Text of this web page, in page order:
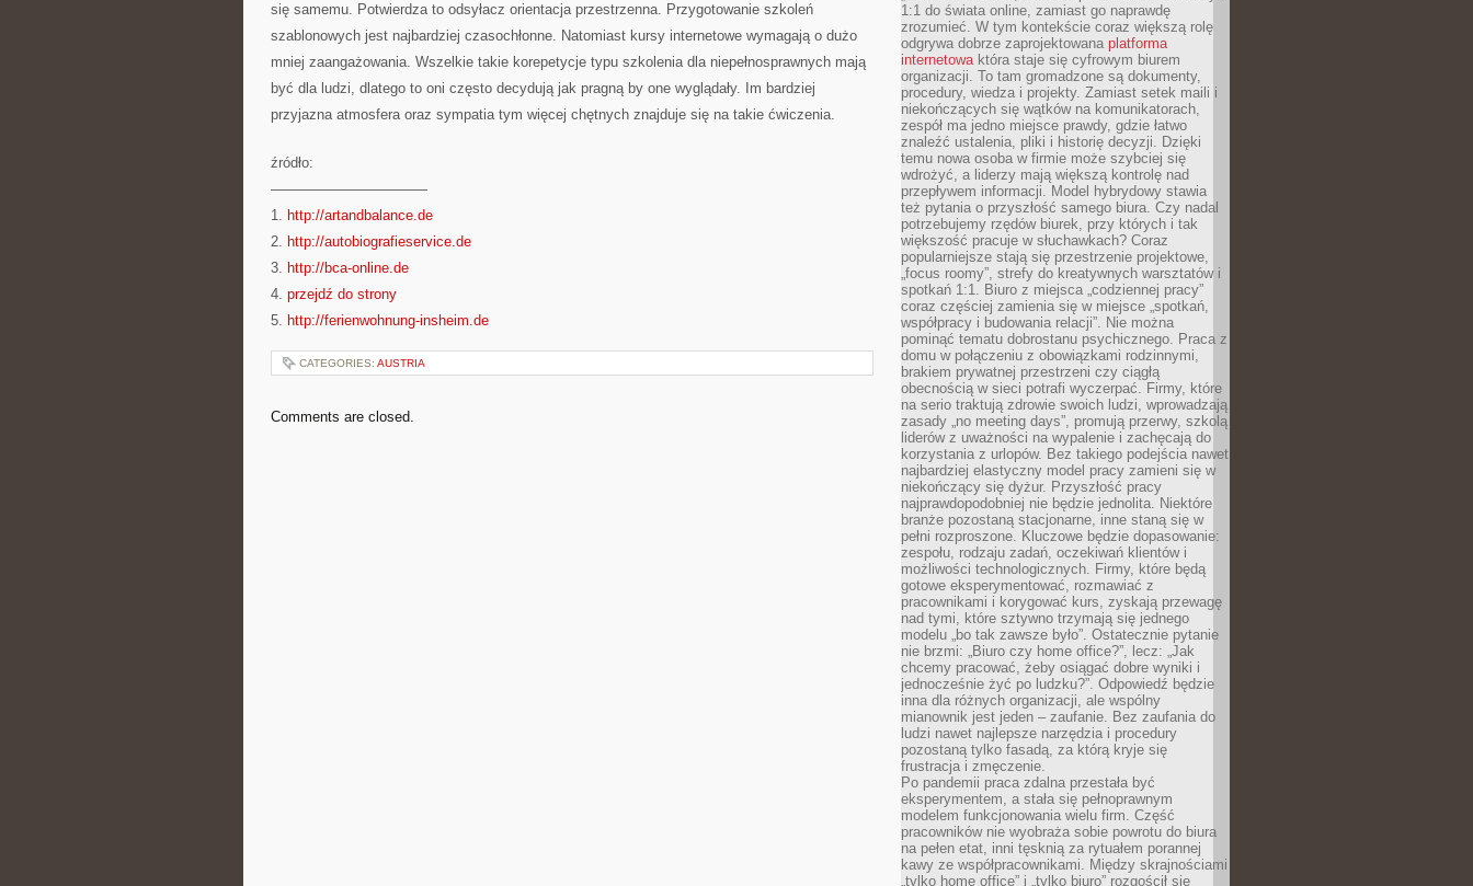
się samemu. Potwierdza to odsyłacz orientacja przestrzenna. Przygotowanie szkoleń
szablonowych jest najbardziej czasochłonne. Natomiast kursy internetowe wymagają o dużo
mniej zaangażowania. Wszelkie takie korepetycje typu szkolenia dla niepełnosprawnych mają
być dla ludzi, dlatego to oni często decydują jak pragną by one wyglądały. Im bardziej
przyjazna atmosfera oraz sympatia tym więcej chętnych znajduje się na takie ćwiczenia.
źródło:
———————————
1. http://artandbalance.de
2. http://autobiografieservice.de
3. http://bca-online.de
4. przejdź do strony
5. http://ferienwohnung-insheim.de
CATEGORIES: AUSTRIA
Comments are closed.
1:1 do świata online, zamiast go naprawdę
zrozumieć. W tym kontekście coraz większą rolę
odgrywa dobrze zaprojektowana platforma
internetowaktóra staje się cyfrowym biurem
organizacji. To tam gromadzone są dokumenty,
procedury, wiedza i projekty. Zamiast setek maili i
niekończących się wątków na komunikatorach,
zespół ma jedno miejsce prawdy, gdzie łatwo
znaleźć ustalenia, pliki i historię decyzji. Dzięki
temu nowa osoba w firmie może szybciej się
wdrożyć, a liderzy mają większą kontrolę nad
przepływem informacji. Model hybrydowy stawia
też pytania o przyszłość samego biura. Czy nadal
potrzebujemy rzędów biurek, przy których i tak
większość pracuje w słuchawkach? Coraz
popularniejsze stają się przestrzenie projektowe,
„focus roomy”, strefy do kreatywnych warsztatów i
spotkań 1:1. Biuro z miejsca „codziennej pracy”
coraz częściej zamienia się w miejsce „spotkań,
współpracy i budowania relacji”. Nie można
pominąć tematu dobrostanu psychicznego. Praca z
domu w połączeniu z obowiązkami rodzinnymi,
brakiem prywatnej przestrzeni czy ciągłą
obecnością w sieci potrafi wyczerpać. Firmy, które
na serio traktują zdrowie swoich ludzi, wprowadzają
zasady „no meeting days”, promują przerwy, szkolą
liderów z uważności na wypalenie i zachęcają do
korzystania z urlopów. Bez takiego podejścia nawet
najbardziej elastyczny model pracy zamieni się w
niekończący się dyżur. Przyszłość pracy
najprawdopodobniej nie będzie jednolita. Niektóre
branże pozostaną stacjonarne, inne staną się w
pełni rozproszone. Kluczowe będzie dopasowanie:
zespołu, rodzaju zadań, oczekiwań klientów i
możliwości technologicznych. Firmy, które będą
gotowe eksperymentować, rozmawiać z
pracownikami i korygować kurs, zyskają przewagę
nad tymi, które sztywno trzymają się jednego
modelu „bo tak zawsze było”. Ostatecznie pytanie
nie brzmi: „Biuro czy home office?”, lecz: „Jak
chcemy pracować, żeby osiągać dobre wyniki i
jednocześnie żyć po ludzku?”. Odpowiedź będzie
inna dla różnych organizacji, ale wspólny
mianownik jest jeden – zaufanie. Bez zaufania do
ludzi nawet najlepsze narzędzia i procedury
pozostaną tylko fasadą, za którą kryje się
frustracja i zmęczenie.
Po pandemii praca zdalna przestała być
eksperymentem, a stała się pełnoprawnym
modelem funkcjonowania wielu firm. Część
pracowników nie wyobraża sobie powrotu do biura
na pełen etat, inni tęsknią za rytuałem porannej
kawy ze współpracownikami. Między skrajnościami
„tylko home office” i „tylko biuro” rozgościł się